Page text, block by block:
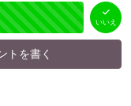
いいえ
トを書く